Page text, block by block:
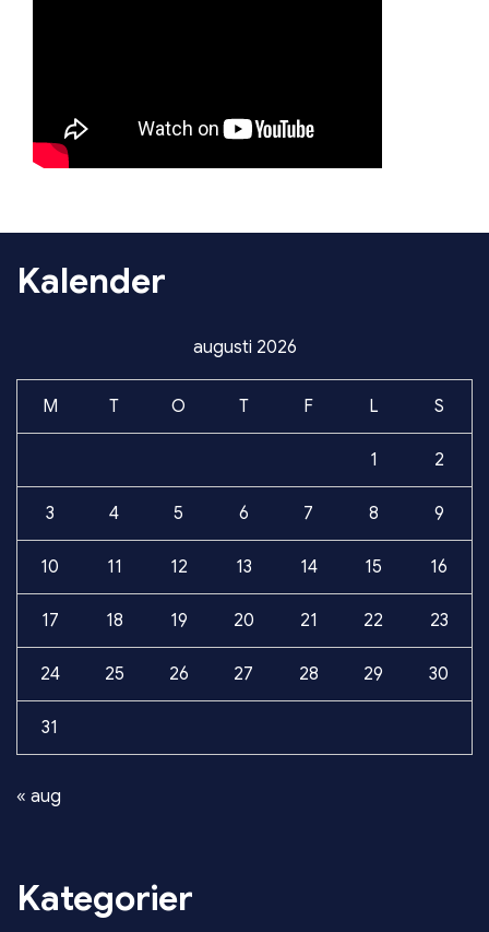
Kalender
augusti 2026
M T O T F L S
1 2
3 4 5 6 7 8 9
10 11 12 13 14 15 16
17 18 19 20 21 22 23
24 25 26 27 28 29 30
31
« aug
Kategorier